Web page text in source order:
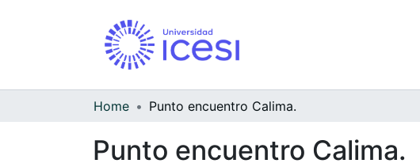
Home Punto encuentro Calima.
Punto encuentro Calima.